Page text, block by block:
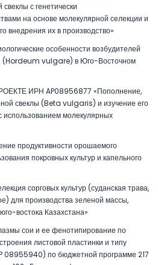
с генетически
на основе молекулярной селекции и
внедрения их в производство»
особенности возбудителей
(Hordeum vulgare) в Юго-Восточном
ИРН AP08956877 «Пополнение,
свеклы (Beta vulgaris) и изучение его
использованием молекулярных
продуктивности орошаемого
покровных культур и капельного
сорговых культур (суданская трава,
для производства зеленой массы,
востока Казахстана»
сои и ее фенотипирование по
листовой пластинки и типу
08955940) по бюджетной программе 217